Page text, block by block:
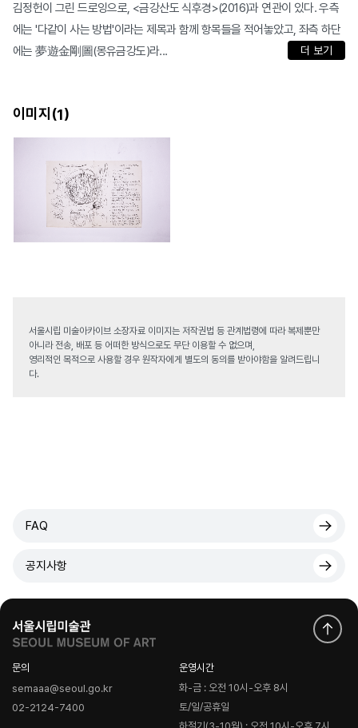
김정헌이 그린 드로잉으로, <금강산도 식후경>(2016)과 연관이 있다. 우측
에는 '다같이 사는 방법'이라는 제목과 함께 항목들을 적어놓았고, 좌측 하단
에는 夢遊金剛圖(몽유금강도)라...
더 보기
이미지(1)
서울시립 미술아카이브 소장자료 이미지는 저작권법 등 관계법령에 따라 복제뿐만
아니라 전송, 배포 등 어떠한 방식으로도 무단 이용할 수 없으며,
영리적인 목적으로 사용할 경우 원작자에게 별도의 동의를 받아야함을 알려드립니
다.
FAQ
공지사항
문의
semaaa@seoul.go.kr
02-2124-7400
운영시간
화-금 : 오전 10시-오후 8시
토/일/공휴일